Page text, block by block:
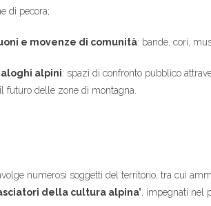
di pecora;
e movenze di comunità: bande, cori,
alpini: spazi di confronto pubblico
futuro delle zone di montagna.
numerosi soggetti del territorio, tra cui
della cultura alpina’ , impegnati nel